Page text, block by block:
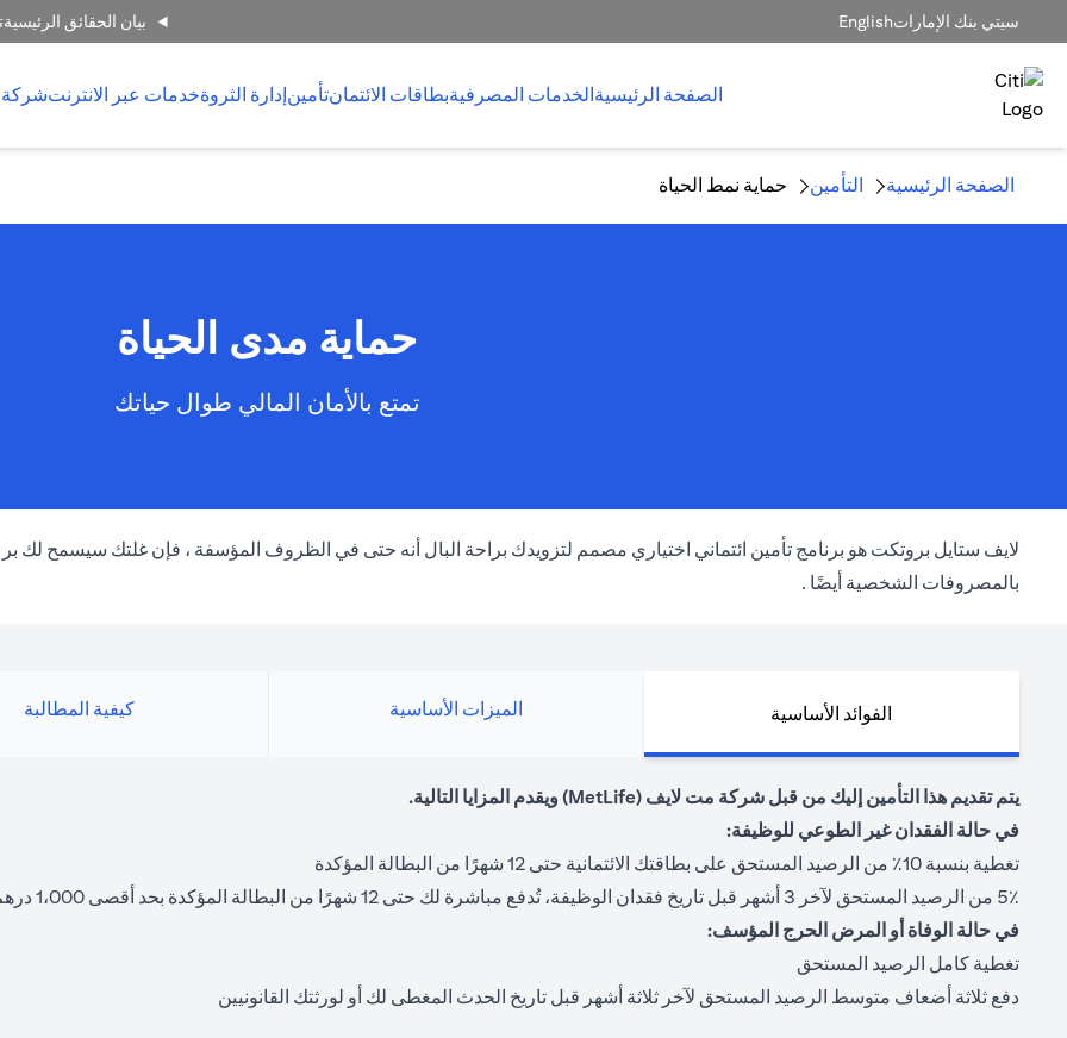
سيتي بنك الإماراتEnglish بيان الحقائق الرئيسية
الصفحة الرئيسيةالخدمات المصرفيةبطاقات الائتمانتأمينإدارة الثروةخدمات عبر الانترنتشركة
الصفحة الرئيسية التأمين حماية نمط الحياة
حماية مدى الحياة
تمتع بالأمان المالي طوال حياتك
بالمصروفات الشخصية أيضًا .
الفوائد الأساسية الميزات الأساسية كيفية المطالبة
يتم تقديم هذا التأمين إليك من قبل شركة مت لايف (MetLife) ويقدم المزايا التالية.
في حالة الفقدان غير الطوعي للوظيفة:
تغطية بنسبة 10٪ من الرصيد المستحق على بطاقتك الائتمانية حتى 12 شهرًا من البطالة المؤكدة
5٪ من الرصيد المستحق لآخر 3 أشهر قبل تاريخ فقدان الوظيفة، تُدفع مباشرة لك حتى 12 شهرًا من البطالة المؤكدة بحد أقصى 1،000 درهم في الشهر
في حالة الوفاة أو المرض الحرج المؤسف:
تغطية كامل الرصيد المستحق
دفع ثلاثة أضعاف متوسط الرصيد المستحق لآخر ثلاثة أشهر قبل تاريخ الحدث المغطى لك أو لورثتك القانونيين